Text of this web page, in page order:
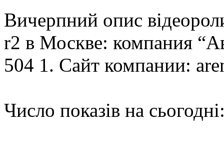
Вичерпний опис
r2 в Москве: компания
504 1. Сайт компании:
Число показів на